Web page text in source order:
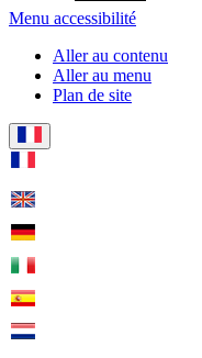
Menu accessibilité
Aller au contenu
Aller au menu
Plan de site